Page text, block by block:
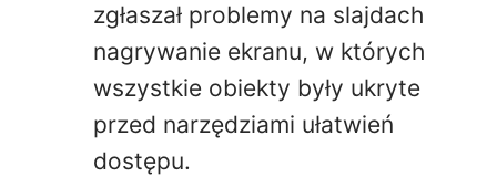
zgłaszał problemy na slajdach
nagrywanie ekranu, w których
wszystkie obiekty były ukryte
przed narzędziami ułatwień
dostępu.